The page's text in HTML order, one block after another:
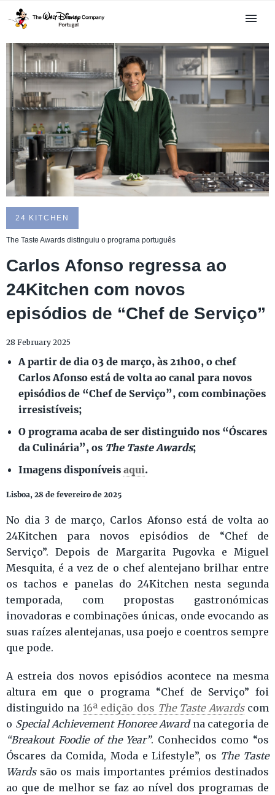
24 KITCHEN
The Taste Awards distinguiu o programa português
Carlos Afonso regressa ao
24Kitchen com novos
episódios de “Chef de Serviço”
28 February 2025
A partir de dia 03 de março, às 21h00, o chef
Carlos Afonso está de volta ao canal para novos
episódios de “Chef de Serviço”, com combinações
irresistíveis;
O programa acaba de ser distinguido nos “Óscares
da Culinária”, os The Taste Awards;
Imagens disponíveisaqui.
Lisboa, 28 de fevereiro de 2025
No dia 3 de março, Carlos Afonso está de volta ao
24Kitchen para novos episódios de “Chef de
Serviço”. Depois de Margarita Pugovka e Miguel
Mesquita, é a vez de o chef alentejano brilhar entre
os tachos e panelas do 24Kitchen nesta segunda
temporada, com propostas gastronómicas
inovadoras e combinações únicas, onde evocando as
suas raízes alentejanas, usa poejo e coentros sempre
que pode.
A estreia dos novos episódios acontece na mesma
altura em que o programa “Chef de Serviço” foi
distinguido na 16ª edição dos The Taste Awardscom
o Special Achievement Honoree Awardna categoria de
“Breakout Foodie of the Year”. Conhecidos como “os
Óscares da Comida, Moda e Lifestyle”, os The Taste
Wardssão os mais importantes prémios destinados
ao que de melhor se faz ao nível dos programas de